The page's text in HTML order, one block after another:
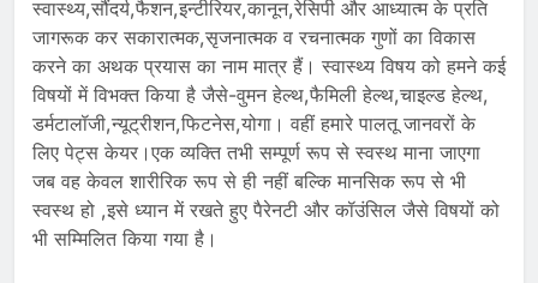
स्वास्थ्य,सौंदर्य,फैशन,इन्टीरियर,कानून,रेसिपी और आध्यात्म के प्रति
जागरूक कर सकारात्मक,सृजनात्मक व रचनात्मक गुणों का विकास
करने का अथक प्रयास का नाम मात्र हैं। स्वास्थ्य विषय को हमने कई
विषयों में विभक्त किया है जैसे-वुमन हेल्थ,फैमिली हेल्थ,चाइल्ड हेल्थ,
डर्मटालॉजी,न्यूट्रीशन,फिटनेस,योगा। वहीं हमारे पालतू जानवरों के
लिए पेट्स केयर।एक व्यक्ति तभी सम्पूर्ण रूप से स्वस्थ माना जाएगा
जब वह केवल शारीरिक रूप से ही नहीं बल्कि मानसिक रूप से भी
स्वस्थ हो ,इसे ध्यान में रखते हुए पैरेनटी और कॉउंसिल जैसे विषयों को
भी सम्मिलित किया गया है।